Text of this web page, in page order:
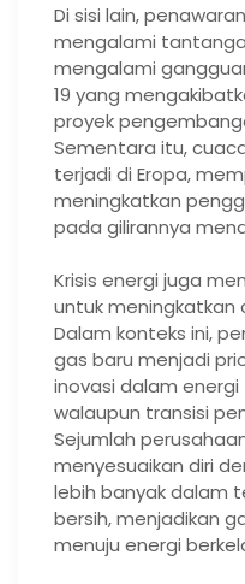
Di sisi lain,
mengalami
mengalami
19 yang
proyek
Sementara itu,
terjadi di Eropa,
meningkatkan
pada gilirannya
Krisis energi juga
untuk meningkatkan
Dalam konteks ini,
gas baru menjadi
inovasi dalam
walaupun transisi
Sejumlah
menyesuaikan diri
lebih banyak dalam
bersih, menjadikan
menuju energi